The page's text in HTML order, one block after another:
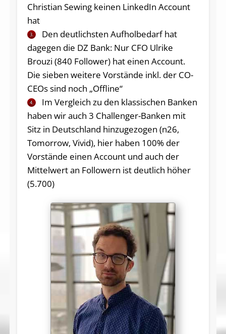
Christian Sewing keinen LinkedIn Account
hat
3.
Den deutlichsten Aufholbedarf hat
dagegen die DZ Bank: Nur CFO Ulrike
Brouzi (840 Follower) hat einen Account.
Die sieben weitere Vorstände inkl. der CO-
CEOs sind noch „Offline“
4.
Im Vergleich zu den klassischen Banken
haben wir auch 3 Challenger-Banken mit
Sitz in Deutschland hinzugezogen (n26,
Tomorrow, Vivid), hier haben 100% der
Vorstände einen Account und auch der
Mittelwert an Followern ist deutlich höher
(5.700)